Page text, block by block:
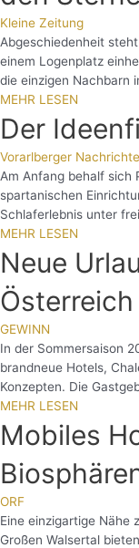
Kleine Zeitung
Abgeschiedenheit
einem Logenplatz
die einzigen Nachbarn
MEHR LESEN
Der
Vorarlberger
Am Anfang behalf sich
spartanischen
Schlaferlebnis unter
MEHR LESEN
Neue
Österreich
GEWINN
In der Sommersaison
brandneue Hotels,
Konzepten. Die
MEHR LESEN
Mobiles
ORF
Eine einzigartige Nähe
Großen Walsertal